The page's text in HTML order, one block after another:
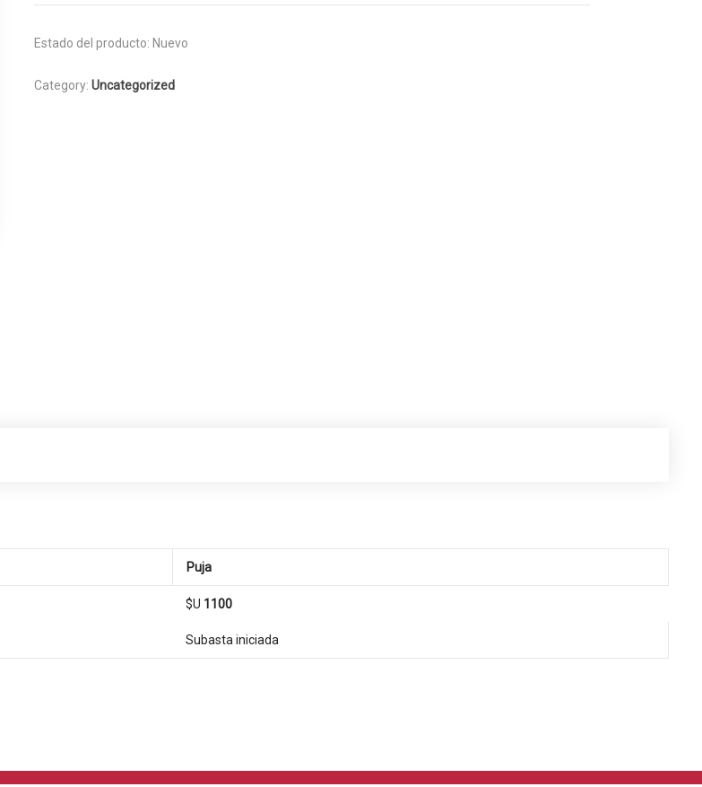
Estado del producto: Nuevo
Category: Uncategorized
Puja
$U 1100
Subasta iniciada